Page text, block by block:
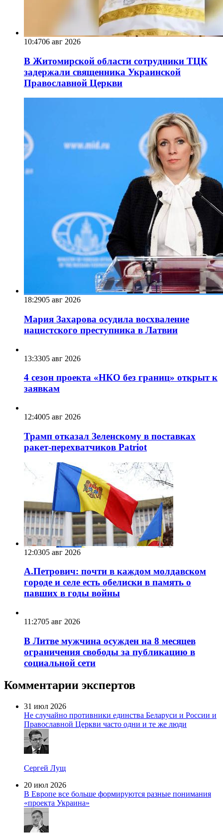
10:4706 авг 2026
В Житомирской области сотрудники ТЦК
задержали священника Украинской
Православной Церкви
18:2905 авг 2026
Мария Захарова осудила восхваление
нацистского преступника в Латвии
13:3305 авг 2026
4 сезон проекта «НКО без границ» открыт к
заявкам
12:4005 авг 2026
Трамп отказал Зеленскому в поставках
ракет-перехватчиков Patriot
12:0305 авг 2026
А.Петрович: почти в каждом молдавском
городе и селе есть обелиски в память о
павших в годы войны
11:2705 авг 2026
В Литве мужчина осужден на 8 месяцев
ограничения свободы за публикацию в
социальной сети
Комментарии экспертов
31 июл 2026
Не случайно противники единства Беларуси и России и
Православной Церкви часто одни и те же люди
Сергей Лущ
20 июл 2026
В Европе все больше формируются разные понимания
«проекта Украина»